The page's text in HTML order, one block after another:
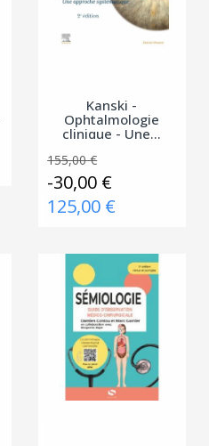
Kanski -
Ophtalmologie
clinique - Une...
155,00 €
-30,00 €
125,00 €